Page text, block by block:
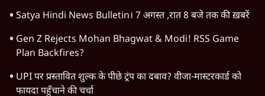
Satya Hindi News Bulletin। 7 अगस्त ,रात 8 बजे तक की ख़बरें
Gen Z Rejects Mohan Bhagwat & Modi! RSS Game
Plan Backfires?
UPI पर प्रस्तावित शुल्क के पीछे ट्रंप का दबाव? वीजा-मास्टरकार्ड को
फायदा पहुँचाने की चर्चा